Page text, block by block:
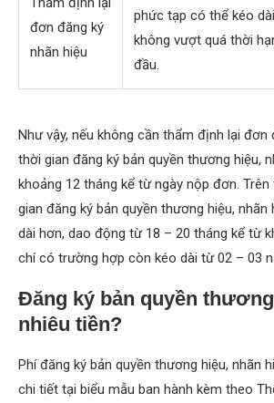
đơn đăng ký
nhãn hiệu
phức tạp có thể kéo
không vượt quá thời
đầu.
Như vậy, nếu không cần thẩm định lại đơn
thời gian đăng ký bản quyền thương hiệu,
khoảng 12 tháng kể từ ngày nộp đơn.
gian đăng ký bản quyền thương hiệu,
dài hơn, dao động từ 18 – 20 tháng kể từ
chí có trường hợp còn kéo dài từ 02 – 03
Đăng ký bản quyền
nhiêu tiền?
Phí đăng ký bản quyền thương hiệu, nhãn
chi tiết tại biểu mẫu ban hành kèm theo